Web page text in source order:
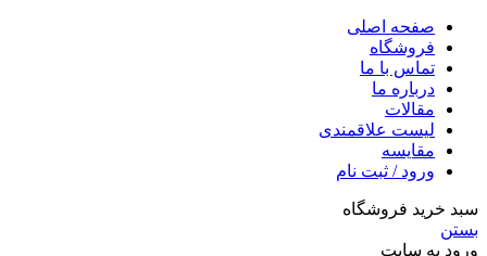
صفحه اصلی
فروشگاه
تماس با ما
درباره ما
مقالات
لیست علاقمندی
مقایسه
ورود / ثبت نام
سبد خرید فروشگاه
بستن
ورود به سایت